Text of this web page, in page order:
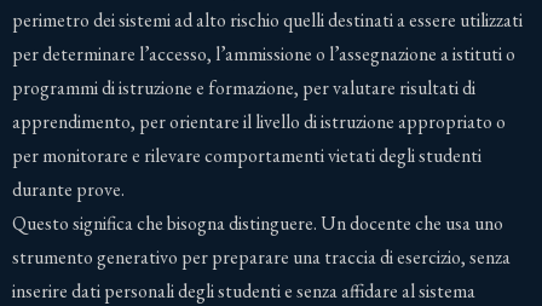
perimetro dei sistemi ad alto rischio quelli destinati a essere utilizzati
per determinare l’accesso, l’ammissione o l’assegnazione a istituti o
programmi di istruzione e formazione, per valutare risultati di
apprendimento, per orientare il livello di istruzione appropriato o
per monitorare e rilevare comportamenti vietati degli studenti
durante prove.
Questo significa che bisogna distinguere. Un docente che usa uno
strumento generativo per preparare una traccia di esercizio, senza
inserire dati personali degli studenti e senza affidare al sistema